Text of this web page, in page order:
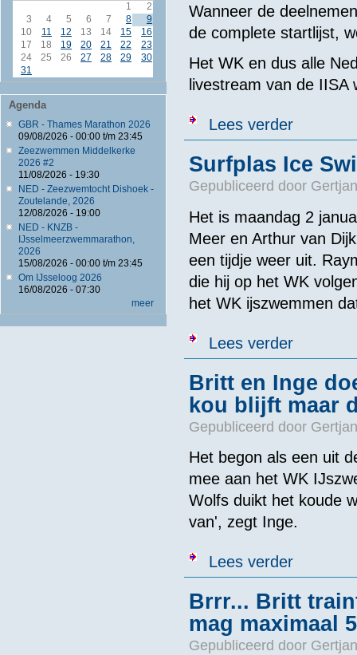
1
2
3
4 5 6 7 8
9
10
11 12 13 14 15
16
17
18 19 20 21 22
23
24
25 26 27 28 29
30
31
Agenda
GBR - Thames Marathon 2026
09/08/2026 - 00:00t/m 23:45
Zeezwemmen Middelkerke
2026 #2
11/08/2026 - 19:30
NED - Zeezwemtocht Dishoek -
Zoutelande, 2026
12/08/2026 - 19:00
NED - KNZB -
IJsselmeerzwemmarathon,
2026
15/08/2026 - 00:00t/m 23:45
Om IJsseloog 2026
16/08/2026 - 07:30
meer
Wanneer de
de complete startlijst,
Het WK en dus alle
livestream van de IISA
Lees verderover TEAM
Surfplas Ice
Gepubliceerd door
Het is maandag 2
Meer en Arthur van
een tijdje weer uit.
die hij op het WK
het WK ijszwemmen
Lees verderover Surfplas
Britt en Inge
kou blijft maar
Gepubliceerd door
Het begon als een uit
mee aan het WK
Wolfs duikt het koude
van', zegt Inge.
Lees verderover Britt en
Brrr... Britt
mag maximaal
Gepubliceerd door